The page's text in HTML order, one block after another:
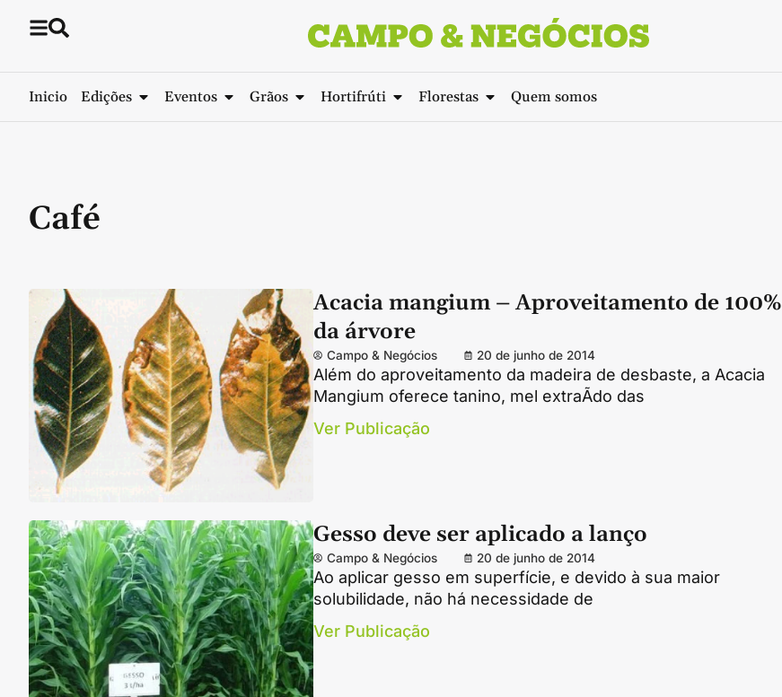
Inicio Edições Eventos Grãos Hortifrúti Florestas Quem somos
Café
Acacia mangium – Aproveitamento de 100%
da árvore
Campo & Negócios 20 de junho de 2014
Além do aproveitamento da madeira de desbaste, a Acacia
Mangium oferece tanino, mel extraÃ­do das
Ver Publicação
Gesso deve ser aplicado a lanço
Campo & Negócios 20 de junho de 2014
Ao aplicar gesso em superfície, e devido à sua maior
solubilidade, não há necessidade de
Ver Publicação